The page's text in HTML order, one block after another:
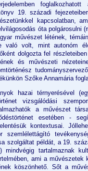
19. századi
kapcsolatban,
óta polgárosulni
művészet létének,
való volt, mint autonóm
dolgozta fel
és művészeti
Szőke Annamária
hazai térnyerésével
vizsgálódási
a művészet
esetében -
kontextusai.
szemlélettágító
szolgáltat példát, a 19.
mindvégig tartalmaznak
ami a művészetek
köszönhető. Sőt a